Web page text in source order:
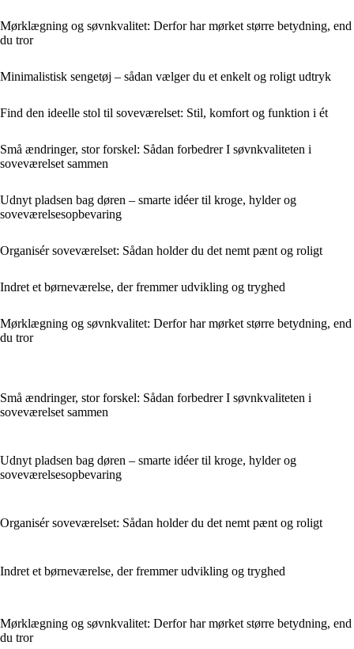
Mørklægning og søvnkvalitet: Derfor har mørket større betydning, end
du tror
Minimalistisk sengetøj – sådan vælger du et enkelt og roligt udtryk
Find den ideelle stol til soveværelset: Stil, komfort og funktion i ét
Små ændringer, stor forskel: Sådan forbedrer I søvnkvaliteten i
soveværelset sammen
Udnyt pladsen bag døren – smarte idéer til kroge, hylder og
soveværelsesopbevaring
Organisér soveværelset: Sådan holder du det nemt pænt og roligt
Indret et børneværelse, der fremmer udvikling og tryghed
Mørklægning og søvnkvalitet: Derfor har mørket større betydning, end
du tror
Små ændringer, stor forskel: Sådan forbedrer I søvnkvaliteten i
soveværelset sammen
Udnyt pladsen bag døren – smarte idéer til kroge, hylder og
soveværelsesopbevaring
Organisér soveværelset: Sådan holder du det nemt pænt og roligt
Indret et børneværelse, der fremmer udvikling og tryghed
Mørklægning og søvnkvalitet: Derfor har mørket større betydning, end
du tror